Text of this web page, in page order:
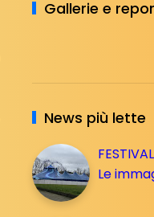
Gallerie e
News più lette
Le